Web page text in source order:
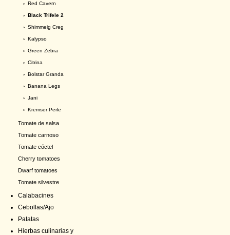
› Red Cavern
› Black Trifele 2
› Shimmeig Creg
› Kalypso
› Green Zebra
› Citrina
› Bolstar Granda
› Banana Legs
› Jani
› Kremser Perle
Tomate de salsa
Tomate carnoso
Tomate cóctel
Cherry tomatoes
Dwarf tomatoes
Tomate silvestre
Calabacines
Cebollas/Ajo
Patatas
Hierbas culinarias y